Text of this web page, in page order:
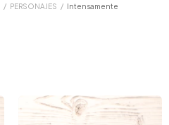
/ PERSONAJES / Intensamente